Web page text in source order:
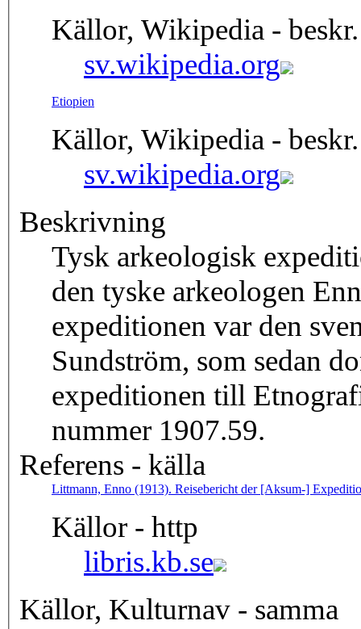
Källor, Wikipedia -
sv.wikipedia.org
Etiopien
Källor, Wikipedia -
sv.wikipedia.org
Beskrivning
Tysk arkeologisk
den tyske arkeologen
expeditionen var den
Sundström, som sedan
expeditionen till
nummer 1907.59.
Referens - källa
Littmann, Enno (1913). Reisebericht der [Aksum-]
Källor - http
libris.kb.se
Källor, Kulturnav - samma